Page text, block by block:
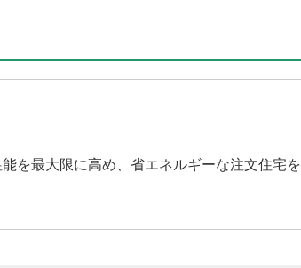
を最大限に高め、省エネルギーな注文住宅を